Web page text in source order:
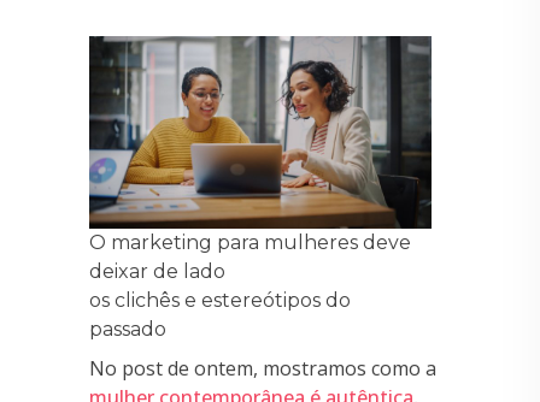
O marketing para mulheres deve
deixar de lado
os clichês e estereótipos do
passado
No post de ontem, mostramos como a